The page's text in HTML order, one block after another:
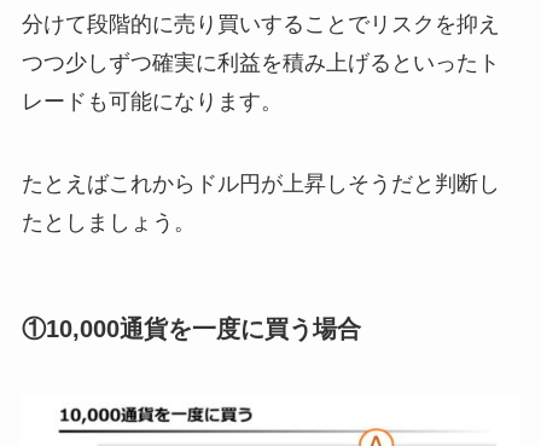
分けて段階的に売り買いすることでリスクを抑え
つつ少しずつ確実に利益を積み上げるといったト
レードも可能になります。
たとえばこれからドル円が上昇しそうだと判断し
たとしましょう。
①10,000通貨を一度に買う場合